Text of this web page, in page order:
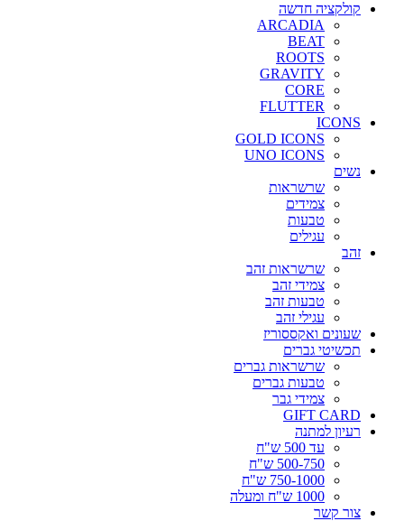
קולקציה חדשה
ARCADIA
BEAT
ROOTS
GRAVITY
CORE
FLUTTER
ICONS
GOLD ICONS
UNO ICONS
נשים
שרשראות
צמידים
טבעות
עגילים
זהב
שרשראות זהב
צמידי זהב
טבעות זהב
עגילי זהב
שעונים ואקססוריז
תכשיטי גברים
שרשראות גברים
טבעות גברים
צמידי גבר
GIFT CARD
רעיון למתנה
עד 500 ש"ח
500-750 ש"ח
750-1000 ש"ח
1000 ש"ח ומעלה
צור קשר